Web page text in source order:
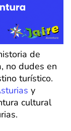
de
no dudes en
turístico.
y
cultural